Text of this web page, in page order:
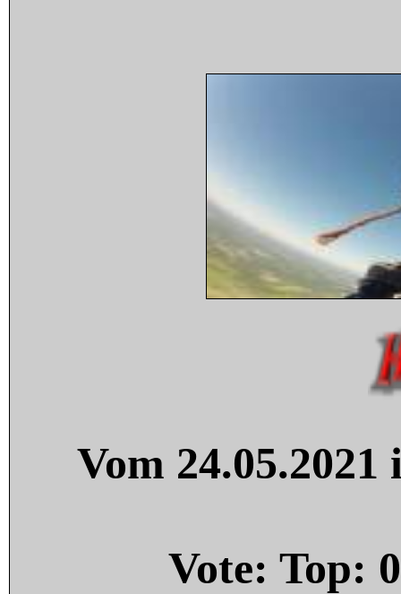
Vom
Vote: Top: 0